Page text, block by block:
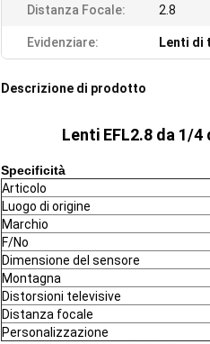
Distanza Focale: 2.8
Evidenziare: Lenti di
Descrizione di prodotto
Lenti EFL2.8 da 1/
Specificità
Articolo
Luogo di origine
Marchio
F/No
Dimensione del sensore
Montagna
Distorsioni televisive
Distanza focale
Personalizzazione